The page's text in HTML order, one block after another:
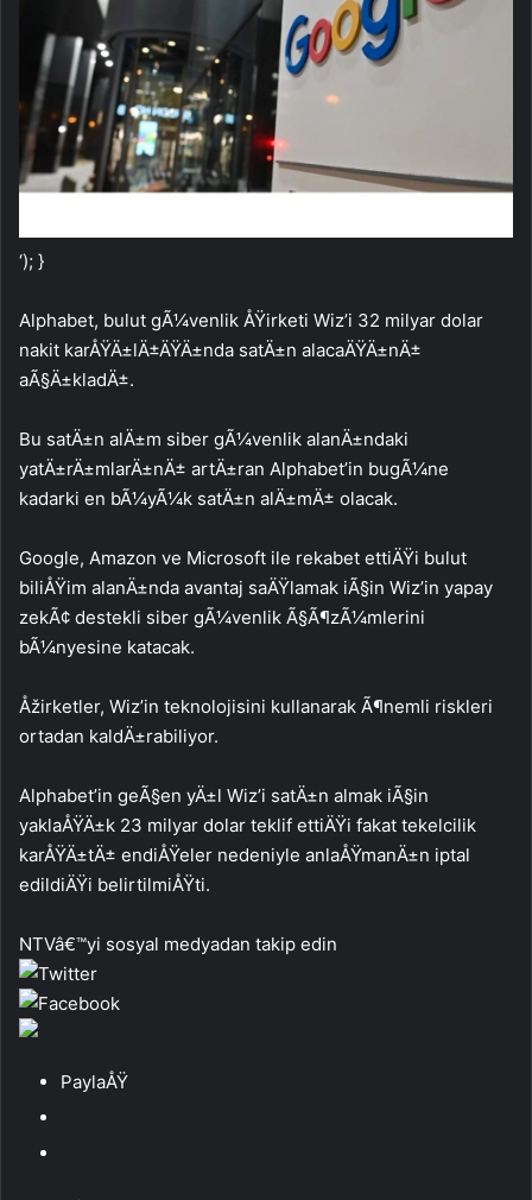
‘); }
Alphabet, bulut gÃ¼venlik ÅŸirketi Wiz’i 32 milyar dolar
nakit karÅŸÄ±lÄ±ÄŸÄ±nda satÄ±n alacaÄŸÄ±nÄ±
aÃ§Ä±kladÄ±.
Bu satÄ±n alÄ±m siber gÃ¼venlik alanÄ±ndaki
yatÄ±rÄ±mlarÄ±nÄ± artÄ±ran Alphabet’in bugÃ¼ne
kadarki en bÃ¼yÃ¼k satÄ±n alÄ±mÄ± olacak.
Google, Amazon ve Microsoft ile rekabet ettiÄŸi bulut
biliÅŸim alanÄ±nda avantaj saÄŸlamak iÃ§in Wiz’in yapay
zekÃ¢ destekli siber gÃ¼venlik Ã§Ã¶zÃ¼mlerini
bÃ¼nyesine katacak.
Åžirketler, Wiz’in teknolojisini kullanarak Ã¶nemli riskleri
ortadan kaldÄ±rabiliyor.
Alphabet’in geÃ§en yÄ±l Wiz’i satÄ±n almak iÃ§in
yaklaÅŸÄ±k 23 milyar dolar teklif ettiÄŸi fakat tekelcilik
karÅŸÄ±tÄ± endiÅŸeler nedeniyle anlaÅŸmanÄ±n iptal
edildiÄŸi belirtilmiÅŸti.
NTVâ€™yi sosyal medyadan takip edin
PaylaÅŸ